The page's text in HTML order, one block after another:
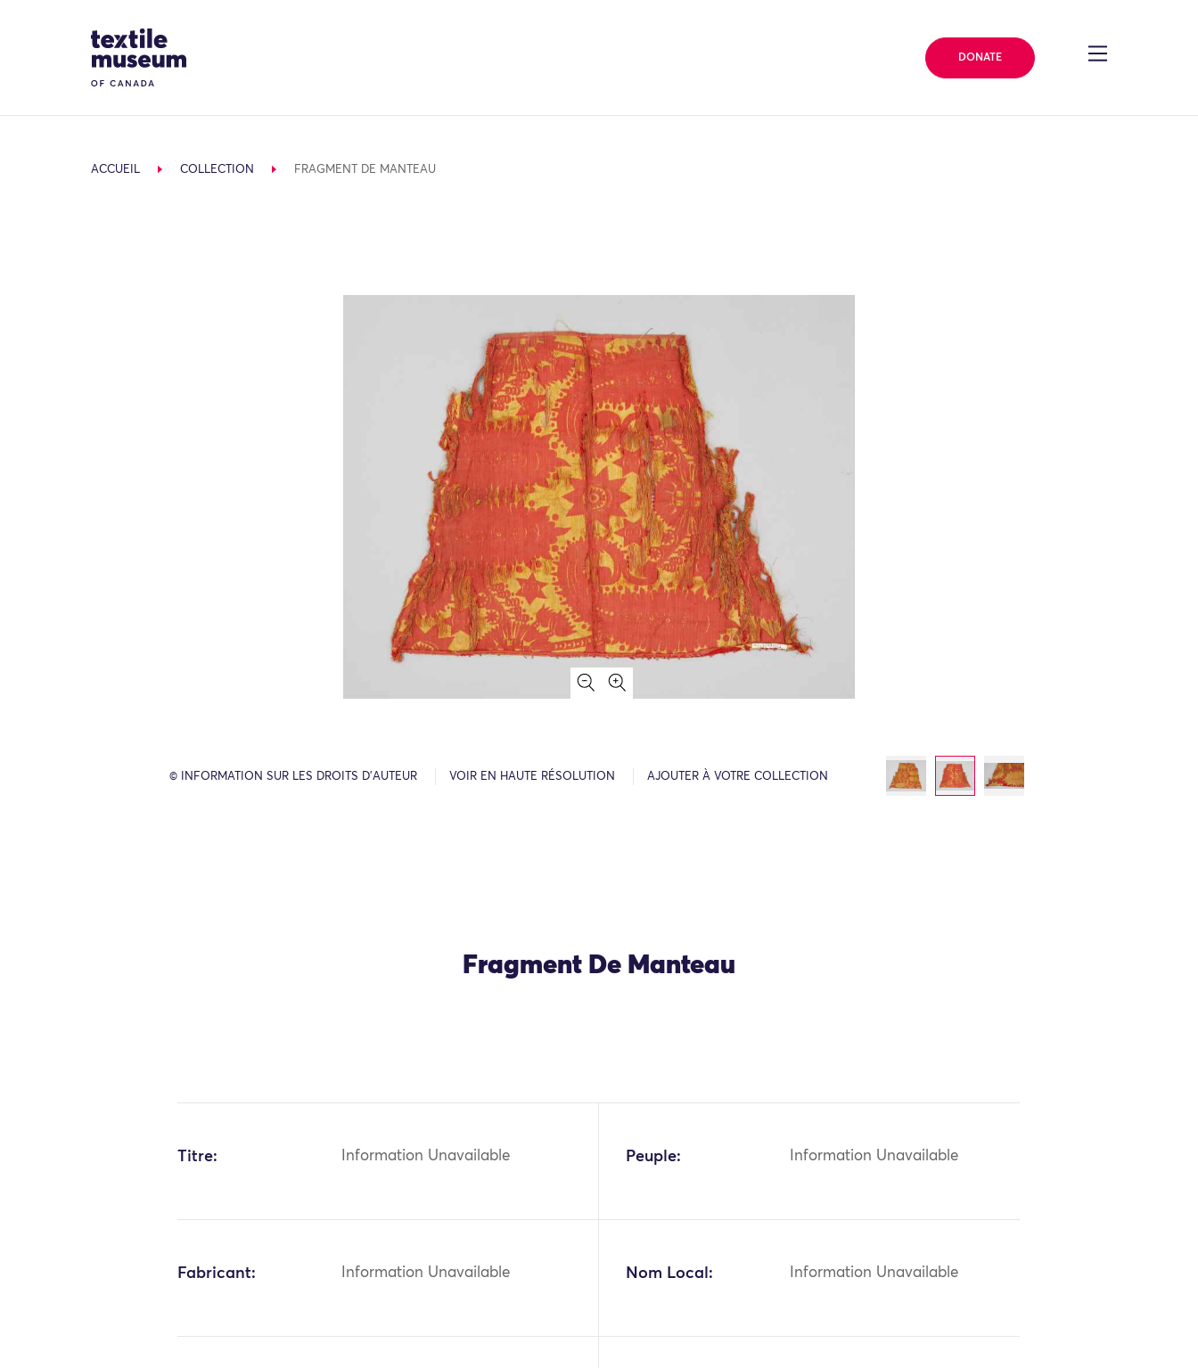
Site Logo
DONATE
ACCUEIL COLLECTION FRAGMENT DE MANTEAU
© INFORMATION SUR LES DROITS D’AUTEUR VOIR EN HAUTE RÉSOLUTION AJOUTER À VOTRE COLLECTION
Fragment De Manteau
Titre: Information Unavailable Peuple: Information Unavailable
Fabricant: Information Unavailable Nom Local: Information Unavailable